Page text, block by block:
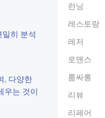
히 분석
, 다양한
우는 것이
런닝
레스토랑
레저
로맨스
룸싸롱
리뷰
리페어